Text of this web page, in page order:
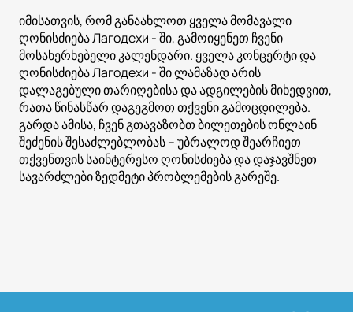
იმისათვის, რომ განაახლოთ ყველა მომავალი
ღონისძიება Лагодехи - ში, გამოიყენეთ ჩვენი
მოსახერხებელი კალენდარი. ყველა კონცერტი და
ღონისძიება Лагодехи - ში ლამაზად არის
დალაგებული თარიღებისა და ადგილების მიხედვით,
რათა წინასწარ დაგეგმოთ თქვენი გამოცდილება.
გარდა ამისა, ჩვენ გთავაზობთ ბილეთების ონლაინ
შეძენის შესაძლებლობას – უბრალოდ შეარჩიეთ
თქვენთვის საინტერესო ღონისძიება და დაჯავშნეთ
სავარძლები ზედმეტი პრობლემების გარეშე.